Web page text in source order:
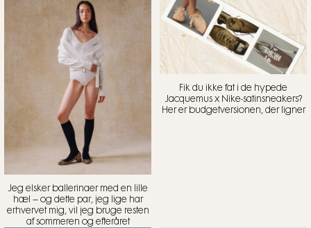
Jeg elsker ballerinaer med en lille
hæl – og dette par, jeg lige har
erhvervet mig, vil jeg bruge resten
af sommeren og efteråret
Fik du ikke fat i de hypede
Jacquemus x Nike-satinsneakers?
Her er budgetversionen, der ligner